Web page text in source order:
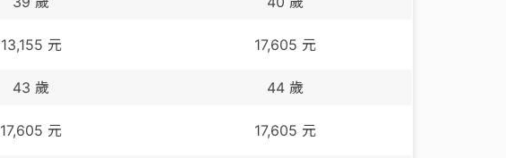
13,155 元 17,605 元
43 歲
17,605 元
44歲
17,605 元